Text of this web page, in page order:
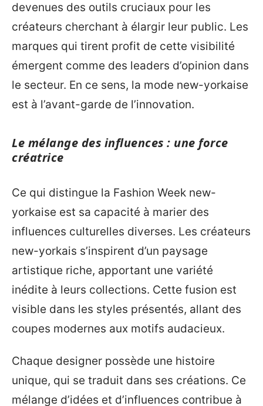
devenues des outils cruciaux pour les
créateurs cherchant à élargir leur public. Les
marques qui tirent profit de cette visibilité
émergent comme des leaders d’opinion dans
le secteur. En ce sens, la mode new-yorkaise
est à l’avant-garde de l’innovation.
Le mélange des influences : une force
créatrice
Ce qui distingue la Fashion Week new-
yorkaise est sa capacité à marier des
influences culturelles diverses. Les créateurs
new-yorkais s’inspirent d’un paysage
artistique riche, apportant une variété
inédite à leurs collections. Cette fusion est
visible dans les styles présentés, allant des
coupes modernes aux motifs audacieux.
Chaque designer possède une histoire
unique, qui se traduit dans ses créations. Ce
mélange d’idées et d’influences contribue à